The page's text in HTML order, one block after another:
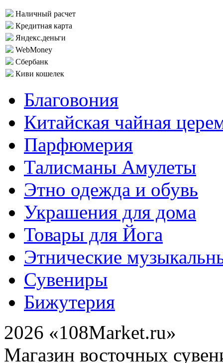
Наличный расчет
Кредитная карта
Яндекс.деньги
WebMoney
Сбербанк
Киви кошелек
Благовония
Китайская чайная
Парфюмерия
Талисманы Амулеты
Этно одежда и обувь
Украшения для дома
Товары для Йога
Этнические
Сувениры
Бижутерия
2026 «108Market.ru»
Магазин восточных